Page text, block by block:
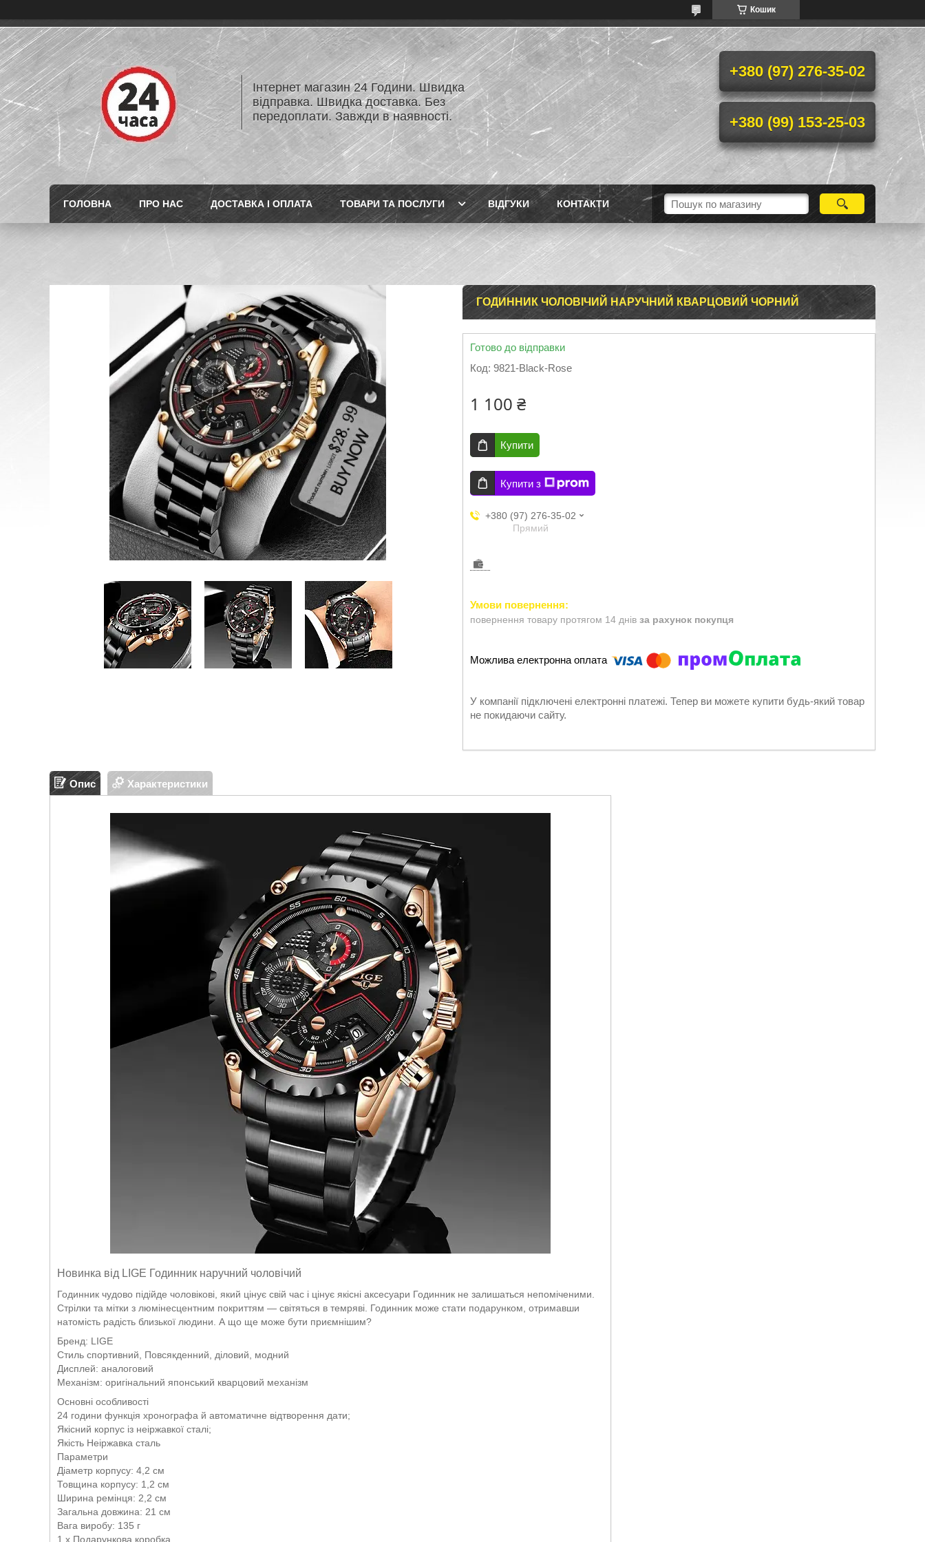
Кошик
Інтернет магазин 24 Години. Швидка
відправка. Швидка доставка. Без
передоплати. Завжди в наявності.
+380 (97) 276-35-02
+380 (99) 153-25-03
ГОЛОВНА ПРО НАС ДОСТАВКА І ОПЛАТА ТОВАРИ ТА ПОСЛУГИ ВІДГУКИ КОНТАКТИ
ГОДИННИК ЧОЛОВІЧИЙ НАРУЧНИЙ КВАРЦОВИЙ ЧОРНИЙ
Готово до відправки
Код: 9821-Black-Rose
1 100 ₴
Купити
Купити з
+380 (97) 276-35-02
Прямий
повернення товару протягом 14 днів за рахунок покупця
У компанії підключені електронні платежі. Тепер ви можете купити будь-який товар
не покидаючи сайту.
Опис Характеристики
Новинка від LIGE Годинник наручний чоловічий
Годинник чудово підійде чоловікові, який цінує свій час і цінує якісні аксесуари Годинник не залишаться непоміченими.
Стрілки та мітки з люмінесцентним покриттям — світяться в темряві. Годинник може стати подарунком, отримавши
натомість радість близької людини. А що ще може бути приємнішим?
Бренд: LIGE
Стиль спортивний, Повсякденний, діловий, модний
Дисплей: аналоговий
Механізм: оригінальний японський кварцовий механізм
Основні особливості
24 години функція хронографа й автоматичне відтворення дати;
Якісний корпус із неіржавкої сталі;
Якість Неіржавка сталь
Параметри
Діаметр корпусу: 4,2 см
Товщина корпусу: 1,2 см
Ширина ремінця: 2,2 см
Загальна довжина: 21 см
Вага виробу: 135 г
1 х Подарункова коробка